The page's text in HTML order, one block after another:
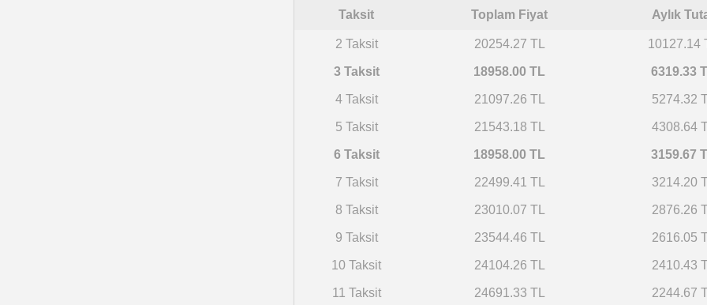
Taksit Toplam Fiyat Aylık
2 Taksit 20254.27 TL 10127.14
3 Taksit 18958.00 TL 6319.33
4 Taksit 21097.26 TL 5274.32
5 Taksit 21543.18 TL 4308.64
6 Taksit 18958.00 TL 3159.67
7 Taksit 22499.41 TL 3214.20
8 Taksit 23010.07 TL 2876.26
9 Taksit 23544.46 TL 2616.05
10 Taksit 24104.26 TL 2410.43
11 Taksit 24691.33 TL 2244.67